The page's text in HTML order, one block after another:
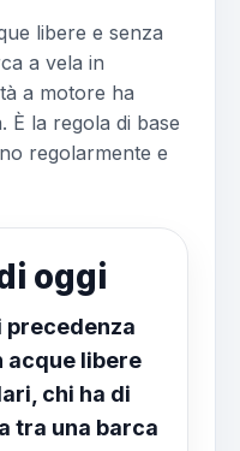
libere e senza
a vela in
a motore ha
È la regola di base
regolarmente e
oggi
precedenza
acque libere
chi ha di
tra una barca